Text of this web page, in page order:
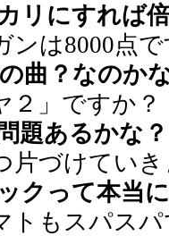
リにすれば
は8000点で
曲？なのか
」ですか？
題あるかな？
づけていき
クって本当
もスパスパ